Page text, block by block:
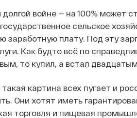
долгой войне — на 100% может
сельское
заработную плату. Под эту
Как будто всё по
то купил, а встал
картина всех пугает и
Они хотят иметь
торговля и пищевая